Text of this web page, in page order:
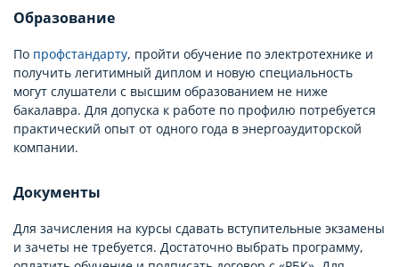
Образование
По профстандарту, пройти обучение по электротехнике и
получить легитимный диплом и новую специальность
могут слушатели с высшим образованием не ниже
бакалавра. Для допуска к работе по профилю потребуется
практический опыт от одного года в энергоаудиторской
компании.
Документы
Для зачисления на курсы сдавать вступительные экзамены
и зачеты не требуется. Достаточно выбрать программу,